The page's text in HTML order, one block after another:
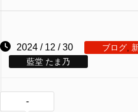
2024 / 12 / 30 ブログ
藍堂 たま乃
-